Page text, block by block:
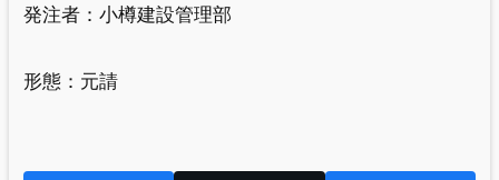
発注者：小樽建設管理部
形態： 元請